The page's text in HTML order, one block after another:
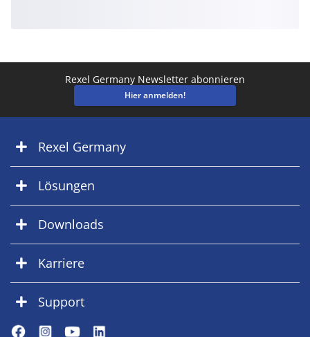
Rexel Germany Newsletter abonnieren
Hier anmelden!
Rexel Germany
Lösungen
Downloads
Karriere
Support